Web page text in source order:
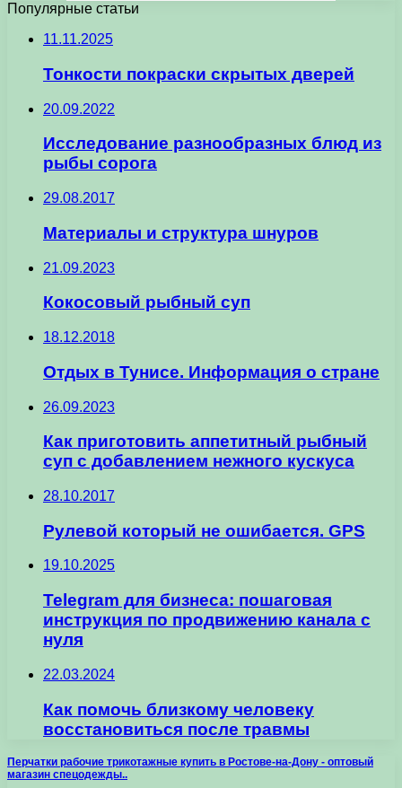
Популярные статьи
11.11.2025
Тонкости покраски скрытых дверей
20.09.2022
Исследование разнообразных блюд из
рыбы сорога
29.08.2017
Материалы и структура шнуров
21.09.2023
Кокосовый рыбный суп
18.12.2018
Отдых в Тунисе. Информация о стране
26.09.2023
Как приготовить аппетитный рыбный
суп с добавлением нежного кускуса
28.10.2017
Рулевой который не ошибается. GPS
19.10.2025
Telegram для бизнеса: пошаговая
инструкция по продвижению канала с
нуля
22.03.2024
Как помочь близкому человеку
восстановиться после травмы
Перчатки рабочие трикотажные купить в Ростове-на-Дону - оптовый
магазин спецодежды..